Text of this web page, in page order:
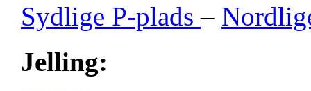
Sydlige P-plads–
Jelling: